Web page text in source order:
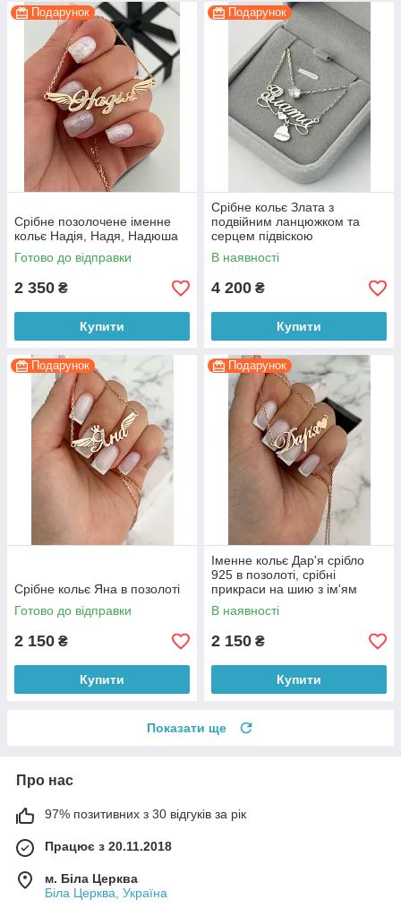
Подарунок
Срібне позолочене іменне
кольє Надія, Надя, Надюша
Готово до відправки
2 350 ₴
Купити
Подарунок
Срібне кольє Злата з
подвійним ланцюжком та
серцем підвіскою
В наявності
4 200 ₴
Купити
Подарунок
Срібне кольє Яна в позолоті
Готово до відправки
2 150 ₴
Купити
Подарунок
Іменне кольє Дар'я срібло
925 в позолоті, срібні
прикраси на шию з ім'ям
Дар'я, Дарина, Даша
В наявності
2 150 ₴
Купити
Показати ще
Про нас
97% позитивних з 30 відгуків за рік
Працює з 20.11.2018
м. Біла Церква
Біла Церква, Україна